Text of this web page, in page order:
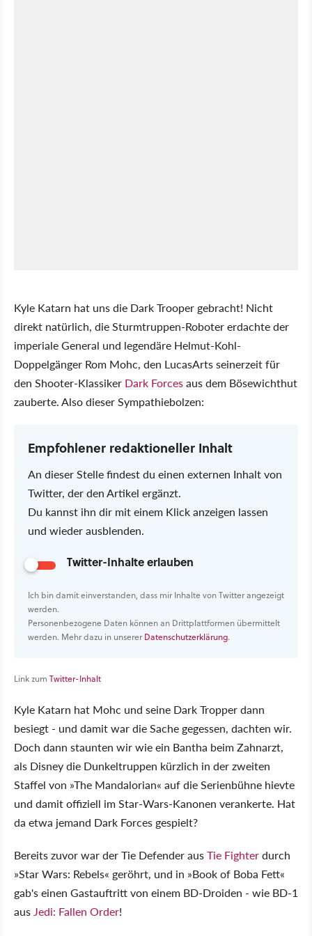
Kyle Katarn hat uns die Dark Trooper gebracht! Nicht
direkt natürlich, die Sturmtruppen-Roboter erdachte der
imperiale General und legendäre Helmut-Kohl-
Doppelgänger Rom Mohc, den LucasArts seinerzeit für
den Shooter-Klassiker Dark Forcesaus dem Bösewichthut
zauberte. Also dieser Sympathiebolzen:
Empfohlener redaktioneller Inhalt
An dieser Stelle findest du einen externen Inhalt von
Twitter, der den Artikel ergänzt.
Du kannst ihn dir mit einem Klick anzeigen lassen
und wieder ausblenden.
Twitter-Inhalte erlauben
Ich bin damit einverstanden, dass mir Inhalte von Twitter angezeigt
werden.
Personenbezogene Daten können an Drittplattformen übermittelt
werden. Mehr dazu in unsererDatenschutzerklärung.
Link zum Twitter-Inhalt
Kyle Katarn hat Mohc und seine Dark Tropper dann
besiegt - und damit war die Sache gegessen, dachten wir.
Doch dann staunten wir wie ein Bantha beim Zahnarzt,
als Disney die Dunkeltruppen kürzlich in der zweiten
Staffel von »The Mandalorian« auf die Serienbühne hievte
und damit offiziell im Star-Wars-Kanonen verankerte. Hat
da etwa jemand Dark Forces gespielt?
Bereits zuvor war der Tie Defender ausTie Fighterdurch
»Star Wars: Rebels« geröhrt, und in »Book of Boba Fett«
gab's einen Gastauftritt von einem BD-Droiden - wie BD-1
aus Jedi: Fallen Order!